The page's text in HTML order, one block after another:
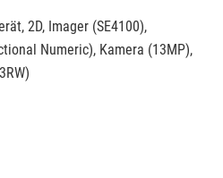
2D, Imager (SE4100),
Numeric), Kamera (13MP),